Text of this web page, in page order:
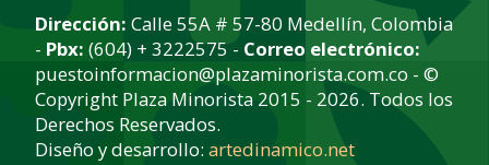
Dirección: Calle 55A # 57-80 Medellín, Colombia
- Pbx: (604) + 3222575 - Correo electrónico:
puestoinformacion@plazaminorista.com.co - ©
Copyright Plaza Minorista 2015 - 2026. Todos los
Derechos Reservados.
Diseño y desarrollo:artedinamico.net